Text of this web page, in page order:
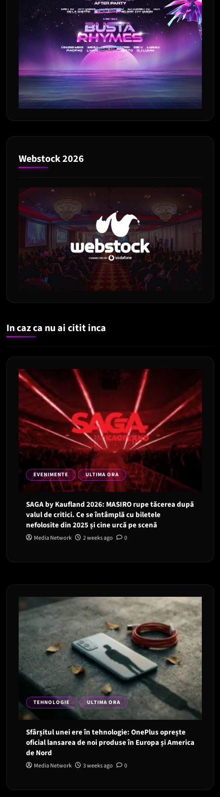
Webstock 2026
In caz ca nu ai citit inca
EVENIMENTE ULTIMA ORA
SAGA by Kaufland 2026: MASIRO rupe tăcerea după
valul de critici. Ce se întâmplă cu biletele
nefolosite din 2025 și cine urcă pe scenă
Media Network 2 weeks ago 0
TEHNOLOGIE ULTIMA ORA
Sfârșitul unei ere în tehnologie: OnePlus oprește
oficial lansarea de noi produse în Europa și America
de Nord
Media Network 3 weeks ago 0